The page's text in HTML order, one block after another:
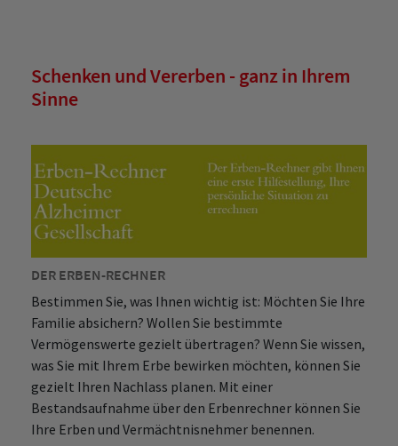
Schenken und Vererben - ganz in Ihrem
Sinne
DER ERBEN-RECHNER
Bestimmen Sie, was Ihnen wichtig ist: Möchten Sie Ihre
Familie absichern? Wollen Sie bestimmte
Vermögenswerte gezielt übertragen? Wenn Sie wissen,
was Sie mit Ihrem Erbe bewirken möchten, können Sie
gezielt Ihren Nachlass planen. Mit einer
Bestandsaufnahme über den Erbenrechner können Sie
Ihre Erben und Vermächtnisnehmer benennen.